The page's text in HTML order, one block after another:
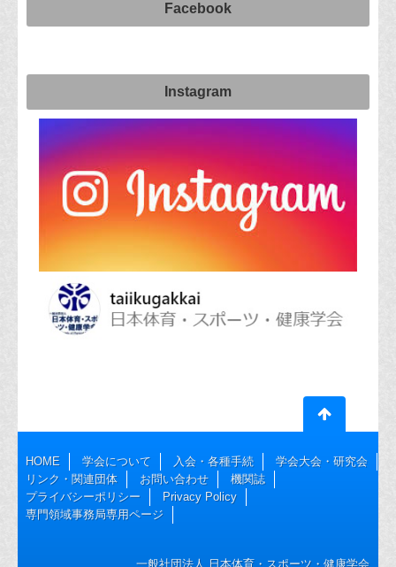
Facebook
Instagram
HOME 学会について 入会・各種手続
学会大会・研究会
リンク・関連団体
お問い合わせ
機関誌
プライバシーポリシー
Privacy Policy
専門領域事務局専用ページ
一般社団法人 日本体育・スポーツ・健康学会